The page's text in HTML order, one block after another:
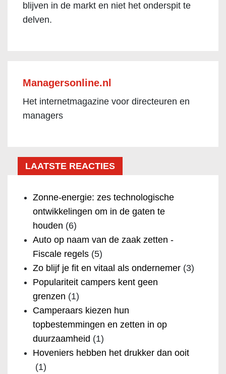
blijven in de markt en niet het onderspit te
delven.
Managersonline.nl
Het internetmagazine voor directeuren en
managers
LAATSTE REACTIES
Zonne-energie: zes technologische
ontwikkelingen om in de gaten te
houden (6)
Auto op naam van de zaak zetten -
Fiscale regels (5)
Zo blijf je fit en vitaal als ondernemer (3)
Populariteit campers kent geen
grenzen (1)
Camperaars kiezen hun
topbestemmingen en zetten in op
duurzaamheid (1)
Hoveniers hebben het drukker dan ooit
(1)